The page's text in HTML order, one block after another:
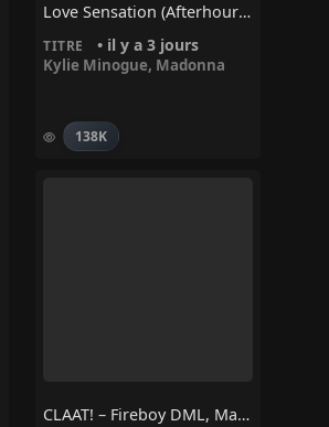
Love Sensation (Afterhours Mix) – Madonna, Kylie Minogue
TITRE • il y a 3 jours
Kylie Minogue, Madonna
138K
CLAAT! – Fireboy DML, Masicka